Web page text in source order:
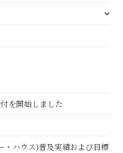
を開始しました
・ハウス)普及実績および目標